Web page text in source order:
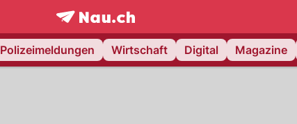
frontpage.NAU.ch
Polizeimeldungen Wirtschaft Digital Magazine